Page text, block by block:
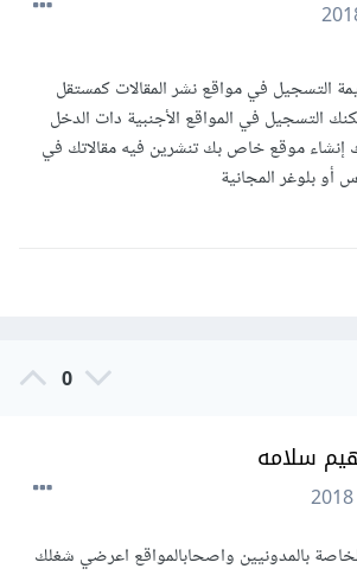
التسجيل في مواقع نشر المقالات كمستقل
التسجيل في المواقع الأجنبية دات الدخل
إنشاء موقع خاص بك تنشرين فيه مقالاتك في
أو بلوغر المجانية
0
سلامه
بالمدونيين واصحابالمواقع اعرضي شغلك